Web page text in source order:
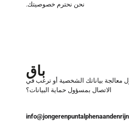
نحن نحترم خصوصيتك.
باق
بياناتك الشخصية أو ترغب في
الاتصال بمسؤول حماية البيانات؟